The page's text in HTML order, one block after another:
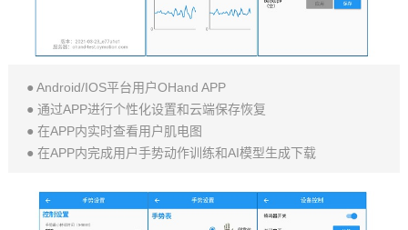
● Android/IOS平台用户OHand APP
● 通过APP进行个性化设置和云端保存恢复
● 在APP内实时查看用户肌电图
● 在APP内完成用户手势动作训练和AI模型生成下载